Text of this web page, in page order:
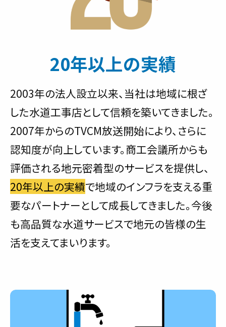
20年以上の実績
2003年の法人設立以来、当社は地域に根ざ
した水道工事店として信頼を築いてきました。
2007年からのTVCM放送開始により、さらに
認知度が向上しています。商工会議所からも
評価される地元密着型のサービスを提供し、
20年以上の実績で地域のインフラを支える重
要なパートナーとして成長してきました。今後
も高品質な水道サービスで地元の皆様の生
活を支えてまいります。